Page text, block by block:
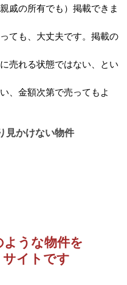
戚の所有でも）掲載できま
ても、大丈夫です。掲載の
売れる状態ではない、とい
、金額次第で売ってもよ
見かけない物件
うな物件を
イトです